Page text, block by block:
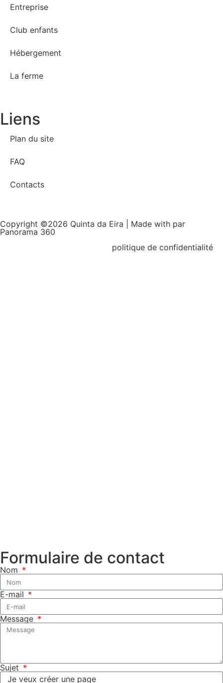
Entreprise
Club enfants
Hébergement
La ferme
Liens
Plan du site
FAQ
Contacts
Copyright ©2026 Quinta da Eira | Made with par
Panorama 360
politique de confidentialité
Formulaire de contact
Nom
E-mail
Message
Sujet